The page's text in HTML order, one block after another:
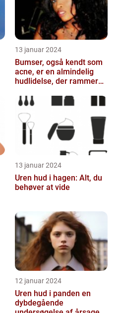
13 januar 2024
Bumser, også kendt som
acne, er en almindelig
hudlidelse, der rammer
13 januar 2024
Uren hud i hagen: Alt, du
behøver at vide
12 januar 2024
Uren hud i panden en
dybdegående